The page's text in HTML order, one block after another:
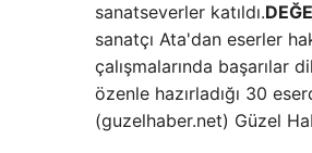
sanatseverler katıldı.
sanatçı Ata'dan eserler
çalışmalarında
özenle hazırladığı 30
(guzelhaber.net) Güzel